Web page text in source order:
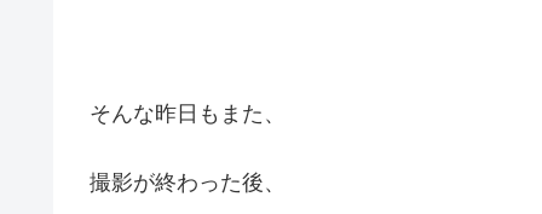
そんな昨日もまた、
撮影が終わった後、